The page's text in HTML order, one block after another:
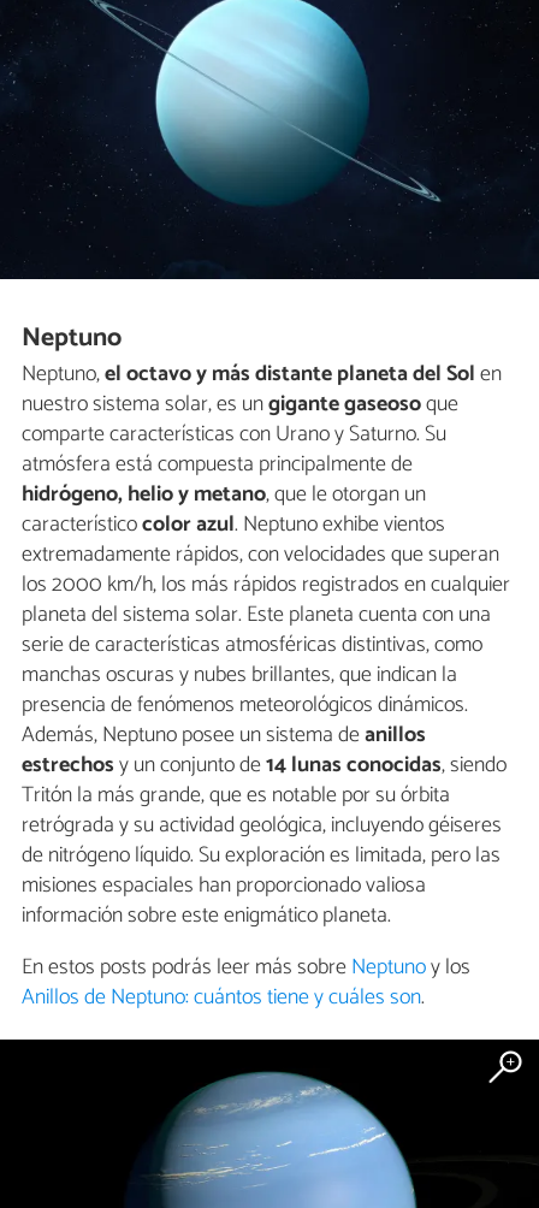
Neptuno
Neptuno,el octavo y más distante planeta del Solen
nuestro sistema solar, es ungigante gaseosoque
comparte características con Urano y Saturno. Su
atmósfera está compuesta principalmente de
hidrógeno, helio y metano, que le otorgan un
característicocolor azul. Neptuno exhibe vientos
extremadamente rápidos, con velocidades que superan
los 2000 km/h, los más rápidos registrados en cualquier
planeta del sistema solar. Este planeta cuenta con una
serie de características atmosféricas distintivas, como
manchas oscuras y nubes brillantes, que indican la
presencia de fenómenos meteorológicos dinámicos.
Además, Neptuno posee un sistema deanillos
estrechosy un conjunto de14 lunas conocidas, siendo
Tritón la más grande, que es notable por su órbita
retrógrada y su actividad geológica, incluyendo géiseres
de nitrógeno líquido. Su exploración es limitada, pero las
misiones espaciales han proporcionado valiosa
información sobre este enigmático planeta.
En estos posts podrás leer más sobreNeptunoy los
Anillos de Neptuno: cuántos tiene y cuáles son.